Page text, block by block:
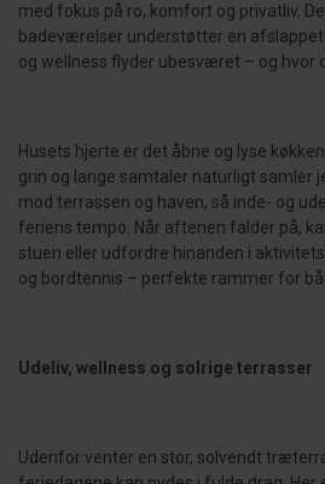
med fokus på ro, komfort og privatliv.
badeværelser understøtter en
og wellness flyder ubesværet – og hvor
Husets hjerte er det åbne og lyse
grin og lange samtaler naturligt samler
mod terrassen og haven, så inde- og
feriens tempo. Når aftenen falder på,
stuen eller udfordre hinanden i
og bordtennis – perfekte rammer for
Udeliv, wellness og solrige terrasser
Udenfor venter en stor, solvendt